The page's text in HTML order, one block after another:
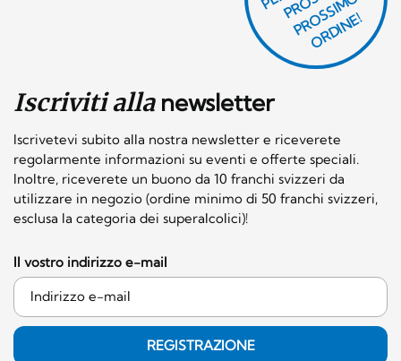
Iscriviti allanewsletter
Iscrivetevi subito alla nostra newsletter e riceverete
regolarmente informazioni su eventi e offerte speciali.
Inoltre, riceverete un buono da 10 franchi svizzeri da
utilizzare in negozio (ordine minimo di 50 franchi svizzeri,
esclusa la categoria dei superalcolici)!
E
S
O
O
E!
Il vostro indirizzo e-mail
REGISTRAZIONE